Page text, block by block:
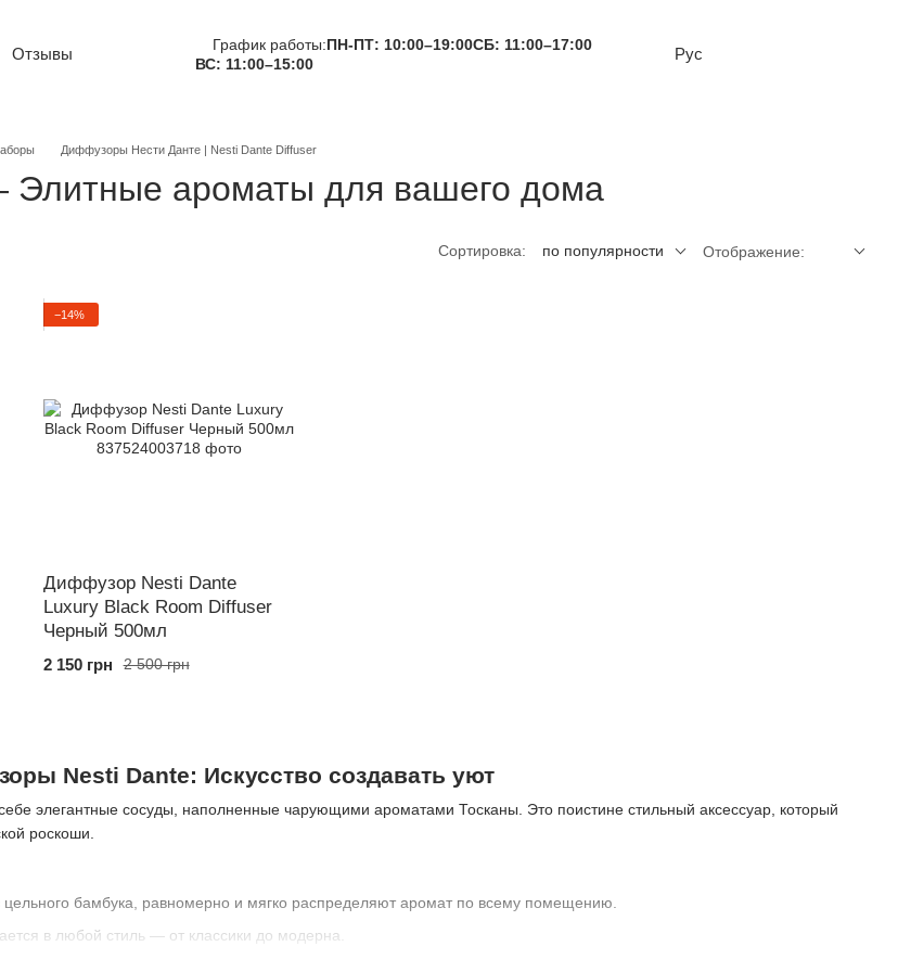
Отзывы
соглашение
График работы:ПН-ПТ: 10:00–19:00СБ: 11:00–17:00
ВС: 11:00–15:00
Рус
Диффузоры Нести Данте | Nesti Dante Diffuser
ароматы для вашего дома
Сортировка: по популярности Отображение:
Nesti Dante: Искусство создавать уют
элегантные сосуды, наполненные чарующими ароматами Тосканы. Это поистине стильный аксессуар, который
роскоши.
цельного бамбука, равномерно и мягко распределяют аромат по всему помещению.
в любой стиль — от классики до модерна.
−14%
Диффузор Nesti Dante
Luxury Black Room Diffuser
Черный 500мл
2 500 грн
2 150 грн